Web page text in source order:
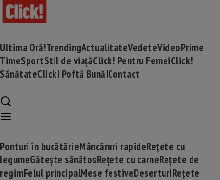
Ultima Oră!TrendingActualitateVedeteVideoPrime
TimeSportStil de viațăClick! Pentru FemeiClick!
SănătateClick! Poftă Bună!Contact
Ponturi în bucătărieMâncăruri rapideRețete cu
legumeGătește sănătosRețete cu carneRețete de
regimFelul principalMese festiveDeserturiRețete